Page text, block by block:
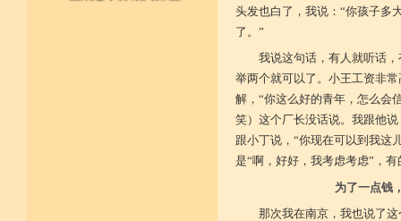
头发也白了，我说：“你孩子多
了。”
我说这句话，有人就听话
举两个就可以了。小王工资非
解，“你这么好的青年，怎么会
笑）这个厂长没话说。我跟他
跟小丁说，“你现在可以到我这
是“啊，好好，我考虑考虑”，
为了一点钱
那次我在南京，我也说了